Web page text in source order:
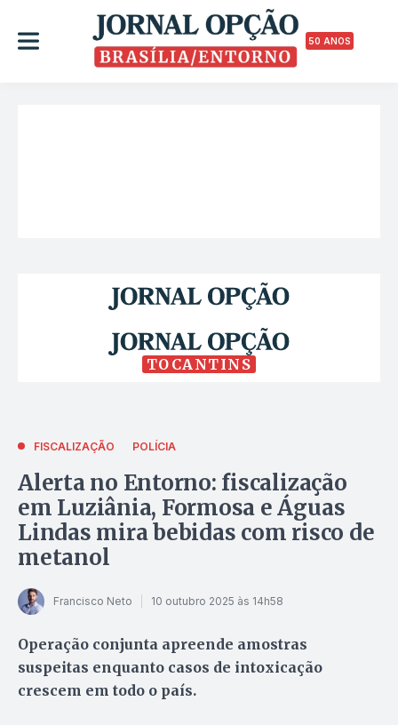
50 ANOS
TOCANTINS
FISCALIZAÇÃO POLÍCIA
Alerta no Entorno: fiscalização
em Luziânia, Formosa e Águas
Lindas mira bebidas com risco de
metanol
Francisco Neto 10 outubro 2025 às 14h58
Operação conjunta apreende amostras
suspeitas enquanto casos de intoxicação
crescem em todo o país.